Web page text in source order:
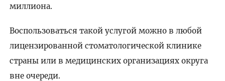
миллиона.
Воспользоваться такой услугой можно в любой
лицензированной стоматологической клинике
страны или в медицинских организациях округа
вне очереди.